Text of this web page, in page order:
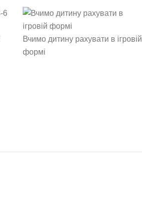
Вчимо дитину рахувати в ігровій
формі